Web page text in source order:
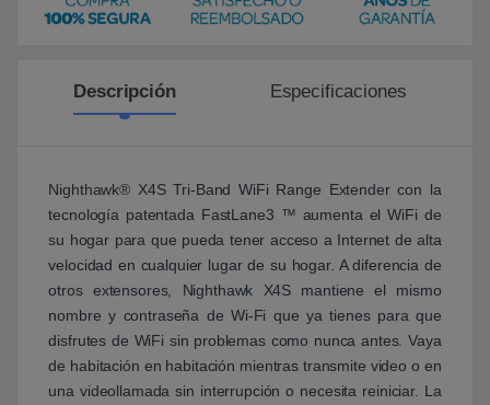
Descripción Especificaciones
Nighthawk® X4S Tri-Band WiFi Range Extender con la
tecnología patentada FastLane3 ™ aumenta el WiFi de
su hogar para que pueda tener acceso a Internet de alta
velocidad en cualquier lugar de su hogar. A diferencia de
otros extensores, Nighthawk X4S mantiene el mismo
nombre y contraseña de Wi-Fi que ya tienes para que
disfrutes de WiFi sin problemas como nunca antes. Vaya
de habitación en habitación mientras transmite video o en
una videollamada sin interrupción o necesita reiniciar. La